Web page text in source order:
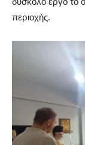
περιοχής.